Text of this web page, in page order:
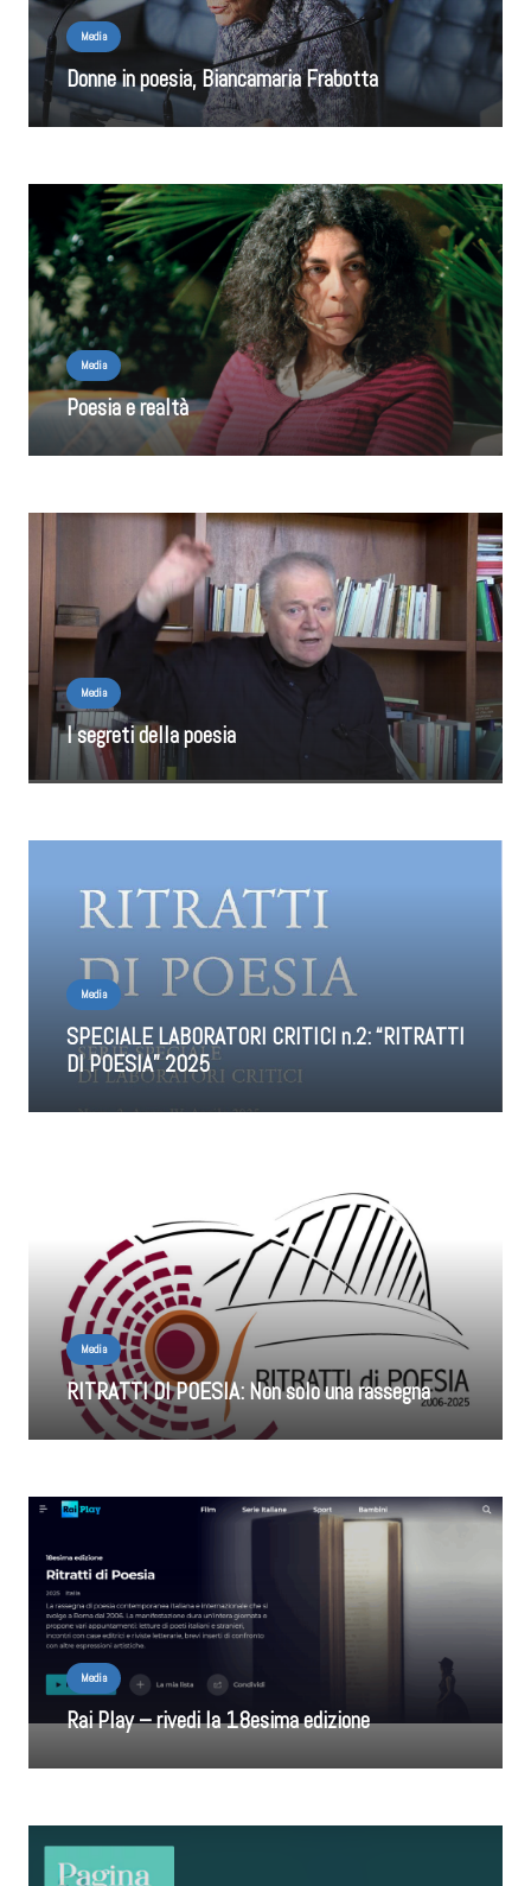
Media
Donne in poesia, Biancamaria Frabotta
Media
Poesia e realtà
Media
I segreti della poesia
Media
SPECIALE LABORATORI CRITICI n.2: “RITRATTI
DI POESIA” 2025
Media
RITRATTI DI POESIA: Non solo una rassegna
Media
Rai Play – rivedi la 18esima edizione